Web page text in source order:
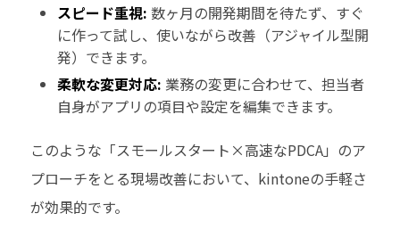
スピード重視: 数ヶ月の開発期間を待たず、すぐ
に作って試し、使いながら改善（アジャイル型開
発）できます。
柔軟な変更対応: 業務の変更に合わせて、担当者
自身がアプリの項目や設定を編集できます。
このような「スモールスタート×高速なPDCA」のア
プローチをとる現場改善において、kintoneの手軽さ
が効果的です。